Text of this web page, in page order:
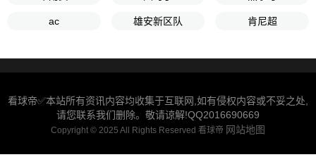
ac 雄安新区队 肯尼超
看球帝✅本站所有资讯内容均收集于互联网,如有侵权内容或不妥之处,
请您联系我们删除。敬请谅解!QQ2016690669
Copyright © 2025 All Rights Reserved 看球帝 网站地图